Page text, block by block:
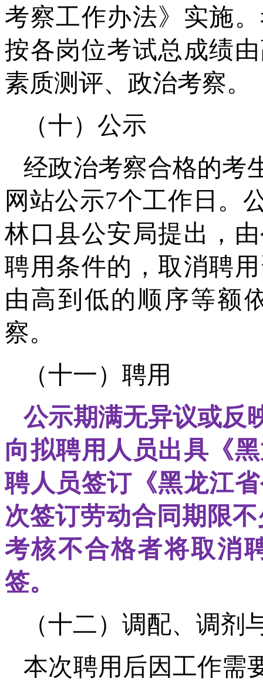
考察工作办法》实施
按各岗位考试总成绩
素质测评、政治考察。
（十）公示
经政治考察合格的考
网站公示7个工作日。
林口县公安局提出，
聘用条件的，取消聘
由高到低的顺序等额
察。
（十一）聘用
公示期满无异议或反
向拟聘用人员出具《
聘人员签订《黑龙江
次签订劳动合同期限
考核不合格者将取消
签。
（十二）调配、调剂
本次聘用后因工作需